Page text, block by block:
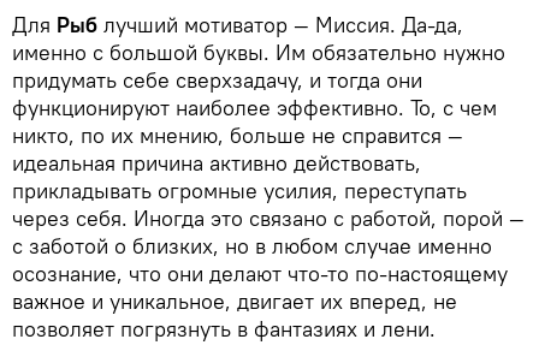
Для Рыб лучший мотиватор — Миссия. Да-да,
именно с большой буквы. Им обязательно нужно
придумать себе сверхзадачу, и тогда они
функционируют наиболее эффективно. То, с чем
никто, по их мнению, больше не справится —
идеальная причина активно действовать,
прикладывать огромные усилия, переступать
через себя. Иногда это связано с работой, порой —
с заботой о близких, но в любом случае именно
осознание, что они делают что-то по-настоящему
важное и уникальное, двигает их вперед, не
позволяет погрязнуть в фантазиях и лени.